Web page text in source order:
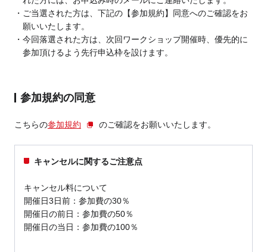
ご当選された方は、下記の【参加規約】同意へのご確認をお
願いいたします。
今回落選された方は、次回ワークショップ開催時、優先的に
参加頂けるよう先行申込枠を設けます。
参加規約の同意
こちらの参加規約 のご確認をお願いいたします。
キャンセルに関するご注意点
キャンセル料について
開催日3日前：参加費の30％
開催日の前日：参加費の50％
開催日の当日：参加費の100％